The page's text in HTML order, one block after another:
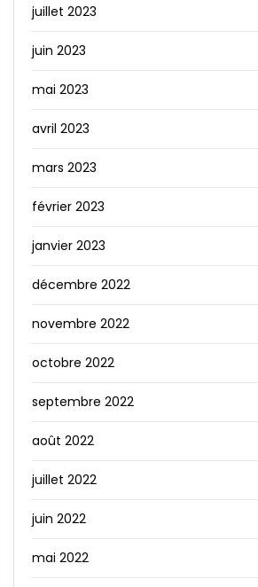
juillet 2023
juin 2023
mai 2023
avril 2023
mars 2023
février 2023
janvier 2023
décembre 2022
novembre 2022
octobre 2022
septembre 2022
août 2022
juillet 2022
juin 2022
mai 2022